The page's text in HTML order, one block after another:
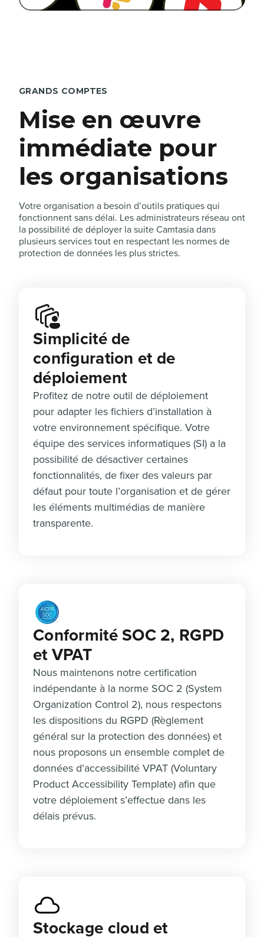
GRANDS COMPTES
Mise en œuvre
immédiate pour
les organisations
Votre organisation a besoin d’outils pratiques qui
fonctionnent sans délai. Les administrateurs réseau ont
la possibilité de déployer la suite Camtasia dans
plusieurs services tout en respectant les normes de
protection de données les plus strictes.
Simplicité de
configuration et de
déploiement
Profitez de notre outil de déploiement
pour adapter les fichiers d’installation à
votre environnement spécifique. Votre
équipe des services informatiques (SI) a la
possibilité de désactiver certaines
fonctionnalités, de fixer des valeurs par
défaut pour toute l’organisation et de gérer
les éléments multimédias de manière
transparente.
Conformité SOC 2, RGPD
et VPAT
Nous maintenons notre certification
indépendante à la norme SOC 2 (System
Organization Control 2), nous respectons
les dispositions du RGPD (Règlement
général sur la protection des données) et
nous proposons un ensemble complet de
données d’accessibilité VPAT (Voluntary
Product Accessibility Template) afin que
votre déploiement s’effectue dans les
délais prévus.
Stockage cloud et